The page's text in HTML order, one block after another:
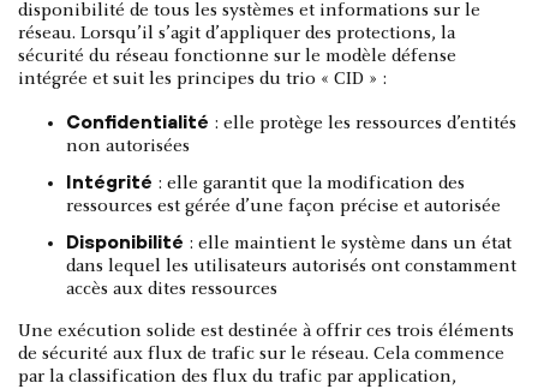
disponibilité de tous les systèmes et informations sur le
réseau. Lorsqu’il s’agit d’appliquer des protections, la
sécurité du réseau fonctionne sur le modèle défense
intégrée et suit les principes du trio « CID » :
Confidentialité : elle protège les ressources d’entités
non autorisées
Intégrité : elle garantit que la modification des
ressources est gérée d’une façon précise et autorisée
Disponibilité : elle maintient le système dans un état
dans lequel les utilisateurs autorisés ont constamment
accès aux dites ressources
Une exécution solide est destinée à offrir ces trois éléments
de sécurité aux flux de trafic sur le réseau. Cela commence
par la classification des flux du trafic par application,